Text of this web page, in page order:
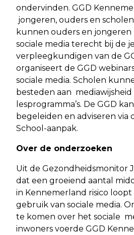
ondervinden. GGD
jongeren, ouders en
kunnen ouders en jongeren
sociale media terecht bij de
verpleegkundigen van de
organiseert de GGD
sociale media. Scholen
besteden aan mediawijsheid
lesprogramma’s. De GGD
begeleiden en adviseren via
School-aanpak.
Over de onderzoeken
Uit de Gezondheidsmonitor
dat een groeiend aantal
in Kennemerland risico
gebruik van sociale media.
te komen over het sociale
inwoners voerde GGD